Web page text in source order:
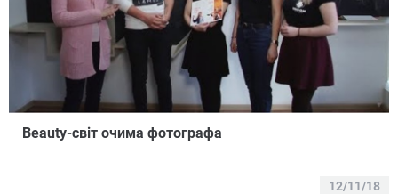
Вeauty-світ очима фотографа
12/11/18